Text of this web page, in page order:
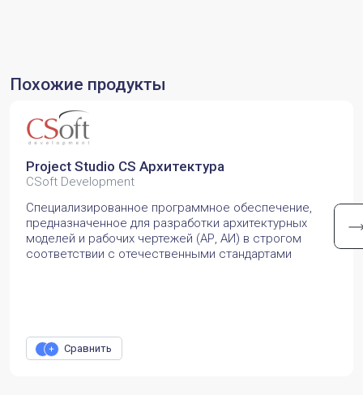
Похожие продукты
Project Studio CS Архитектура
CSoft Development
Специализированное программное обеспечение,
предназначенное для разработки архитектурных
моделей и рабочих чертежей (АР, АИ) в строгом
соответствии с отечественными стандартами
Сравнить